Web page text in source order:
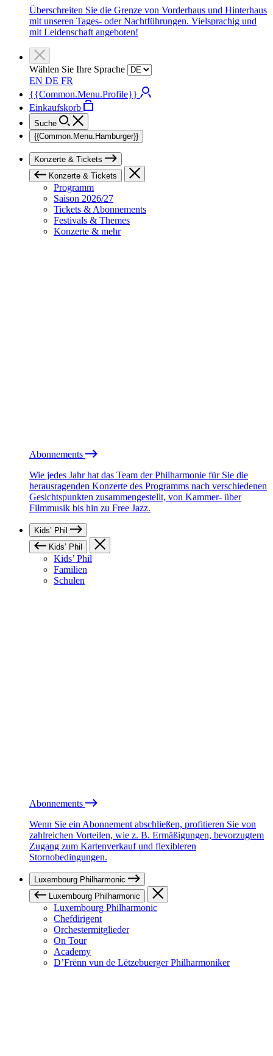
Überschreiten Sie die Grenze von Vorderhaus und Hinterhaus
mit unseren Tages- oder Nachtführungen. Vielsprachig und
mit Leidenschaft angeboten!
Wählen Sie Ihre Sprache
EN DE FR
{{Common.Menu.Profile}}
Einkaufskorb
Suche
{{Common.Menu.Hamburger}}
Konzerte & Tickets
Konzerte & Tickets
Programm
Saison 2026/27
Tickets & Abonnements
Festivals & Themes
Konzerte & mehr
Abonnements
Wie jedes Jahr hat das Team der Philharmonie für Sie die
herausragenden Konzerte des Programms nach verschiedenen
Gesichtspunkten zusammengestellt, von Kammer- über
Filmmusik bis hin zu Free Jazz.
Kids’ Phil
Kids’ Phil
Kids’ Phil
Familien
Schulen
Abonnements
Wenn Sie ein Abonnement abschließen, profitieren Sie von
zahlreichen Vorteilen, wie z. B. Ermäßigungen, bevorzugtem
Zugang zum Kartenverkauf und flexibleren
Stornobedingungen.
Luxembourg Philharmonic
Luxembourg Philharmonic
Luxembourg Philharmonic
Chefdirigent
Orchestermitglieder
On Tour
Academy
D’Frënn vun de Lëtzebuerger Philharmoniker